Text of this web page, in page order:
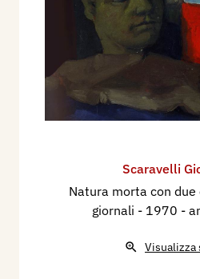
Scaravelli
Natura morta con due
giornali - 1970 -
Visualizza